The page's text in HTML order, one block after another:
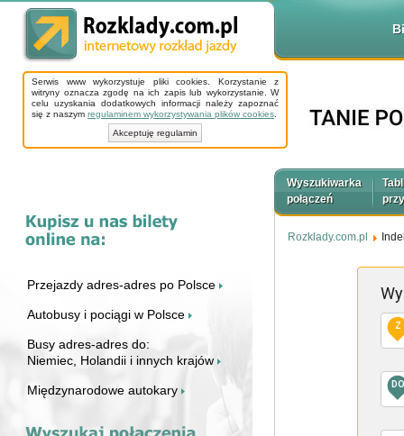
Serwis www wykorzystuje pliki cookies. Korzystanie z
witryny oznacza zgodę na ich zapis lub wykorzystanie. W
celu uzyskania dodatkowych informacji należy zapoznać
się z naszym regulaminem wykorzystywania plików cookies
Akceptuję regulamin
Przejazdy adres-adres po Polsce
Autobusy i pociągi w Polsce
Busy adres-adres do:
Niemiec, Holandii i innych krajów
Międzynarodowe autokary
Wyszukiwarka
połączeń
Rozklady.com.pl
Z
DO